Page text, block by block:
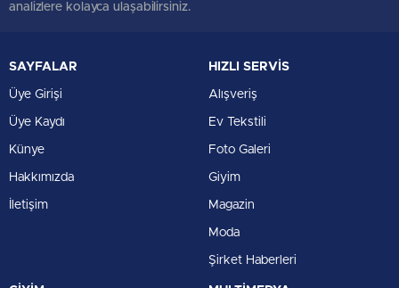
analizlere kolayca ulaşabilirsiniz.
SAYFALAR
Üye Girişi
Üye Kaydı
Künye
Hakkımızda
İletişim
HIZLI SERVİS
Alışveriş
Ev Tekstili
Foto Galeri
Giyim
Magazin
Moda
Şirket Haberleri